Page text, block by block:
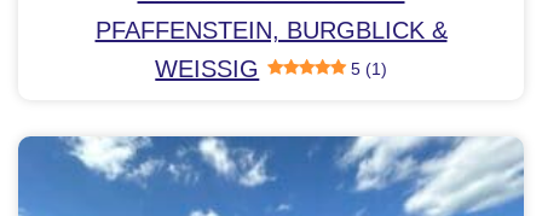
PFAFFENSTEIN, BURGBLICK &
WEISSIG
5 (1)